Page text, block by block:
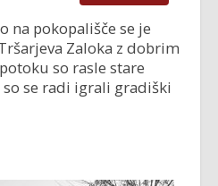
na pokopališče se je
Zaloka z dobrim
so rasle stare
se radi igrali gradiški